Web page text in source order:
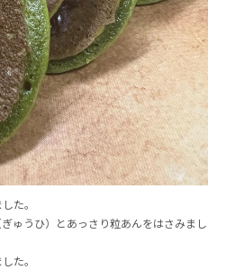
た。
ゅうひ）とあっさり粒あんをはさみまし
た。